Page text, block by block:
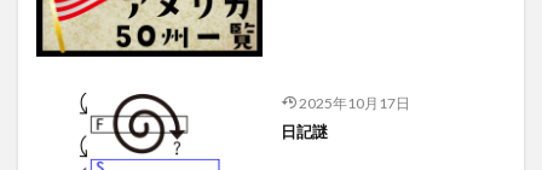
2025年10月17日
日記謎